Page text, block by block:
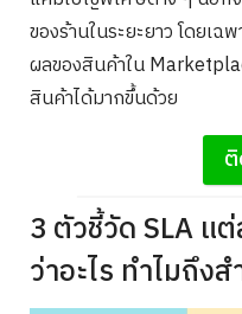
ของร้านในระยะยาว โดยเ
ผลของสินค้าใน
สินค้าได้มากขึ้นด้วย
3 ตัวชี้วัด SLA แ
ว่าอะไร ทำไมถึง